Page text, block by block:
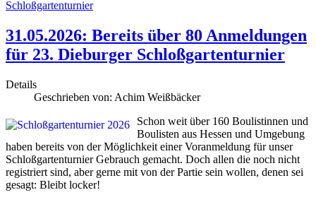
Schloßgartenturnier
31.05.2026: Bereits über 80 Anmeldungen
für 23. Dieburger Schloßgartenturnier
Details
Geschrieben von: Achim Weißbäcker
Schon weit über 160 Boulistinnen und
Boulisten aus Hessen und Umgebung
haben bereits von der Möglichkeit einer Voranmeldung für unser
Schloßgartenturnier Gebrauch gemacht. Doch allen die noch nicht
registriert sind, aber gerne mit von der Partie sein wollen, denen sei
gesagt: Bleibt locker!